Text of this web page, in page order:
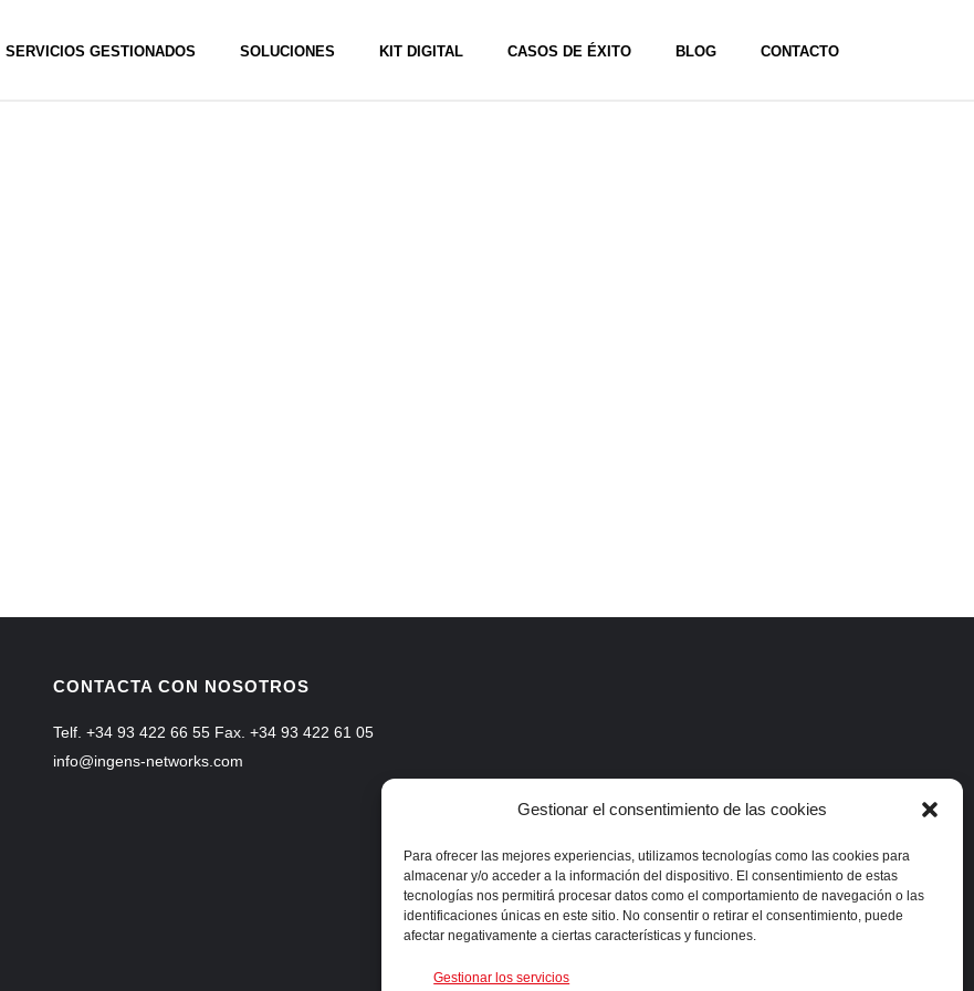
Gestionar el consentimiento de las cookies
Para ofrecer las mejores experiencias, utilizamos tecnologías como las cookies para
almacenar y/o acceder a la información del dispositivo. El consentimiento de estas
tecnologías nos permitirá procesar datos como el comportamiento de navegación o las
identificaciones únicas en este sitio. No consentir o retirar el consentimiento, puede
afectar negativamente a ciertas características y funciones.
Gestionar los servicios
SERVICIOS GESTIONADOS SOLUCIONES KIT DIGITAL CASOS DE ÉXITO BLOG CONTACTO
CONTACTA CON NOSOTROS
Telf. +34 93 422 66 55 Fax. +34 93 422 61 05
info@ingens-networks.com